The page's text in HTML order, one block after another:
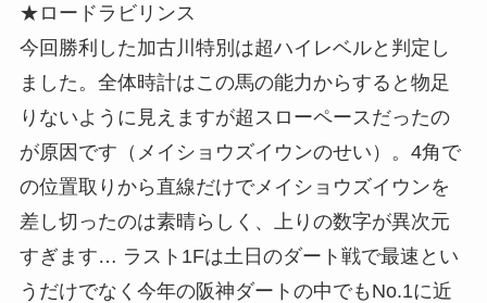
★ロードラビリンス
今回勝利した加古川特別は超ハイレベルと判定し
ました。全体時計はこの馬の能力からすると物足
りないように見えますが超スローペースだったの
が原因です（メイショウズイウンのせい）。4角で
の位置取りから直線だけでメイショウズイウンを
差し切ったのは素晴らしく、上りの数字が異次元
すぎます… ラスト1Fは土日のダート戦で最速とい
うだけでなく今年の阪神ダートの中でもNo.1に近